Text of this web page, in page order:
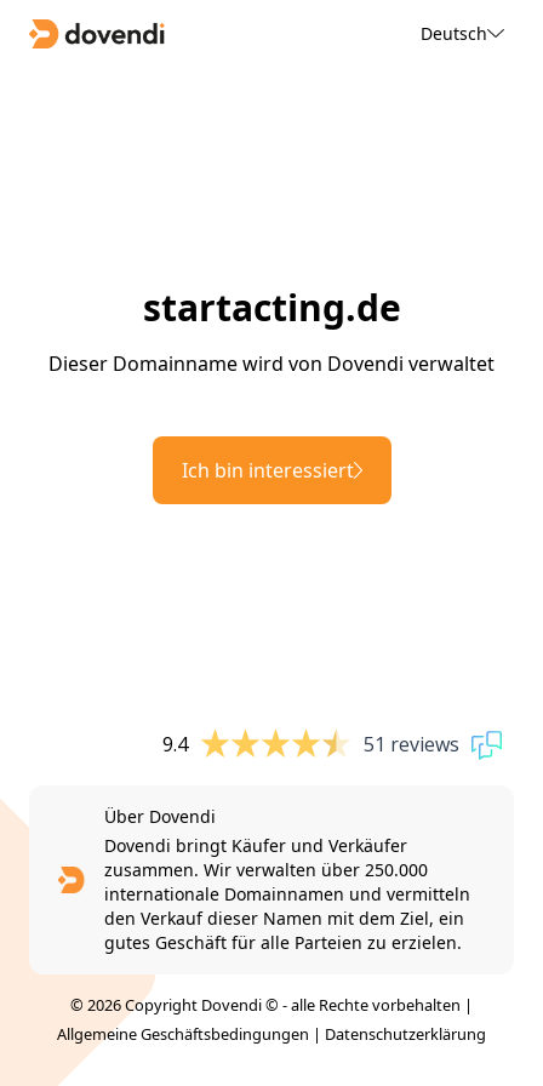
Deutsch
startacting.de
Dieser Domainname wird von Dovendi verwaltet
Ich bin interessiert
9.4 51 reviews
Über Dovendi
Dovendi bringt Käufer und Verkäufer
zusammen. Wir verwalten über 250.000
internationale Domainnamen und vermitteln
den Verkauf dieser Namen mit dem Ziel, ein
gutes Geschäft für alle Parteien zu erzielen.
© 2026 Copyright Dovendi © - alle Rechte vorbehalten |
Allgemeine Geschäftsbedingungen | Datenschutzerklärung